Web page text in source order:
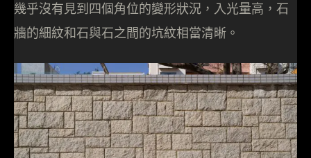
幾乎沒有見到四個角位的變形狀況，入光量高，石
牆的細紋和石與石之間的坑紋相當清晰。